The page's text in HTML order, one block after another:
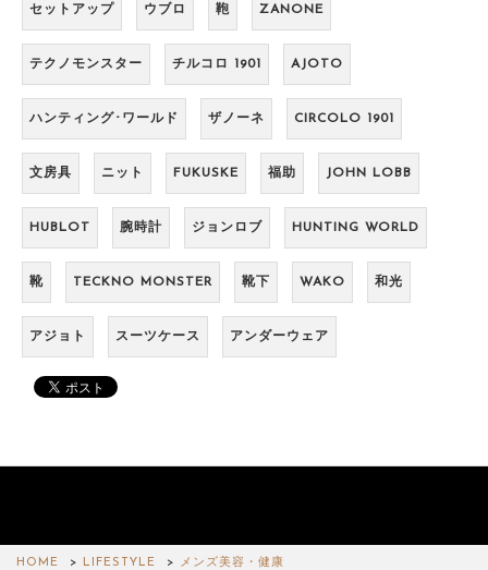
セットアップ ウブロ 鞄 ZANONE
テクノモンスター チルコロ 1901 AJOTO
ハンティング･ワールド ザノーネ CIRCOLO 1901
文房具 ニット FUKUSKE 福助 JOHN LOBB
HUBLOT 腕時計 ジョンロブ HUNTING WORLD
靴 TECKNO MONSTER 靴下 WAKO 和光
アジョト スーツケース アンダーウェア
HOME LIFESTYLE
メンズ美容・健康